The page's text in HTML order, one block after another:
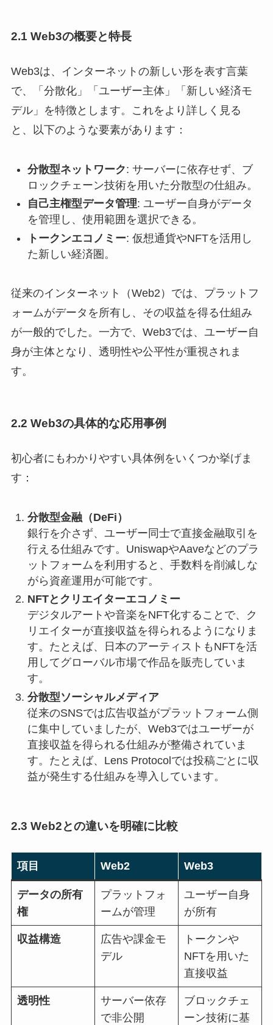
2.1 Web3の概要と特長
Web3は、インターネットの新しい形を表す言葉
で、「分散化」「ユーザー主体」「新しい経済モ
デル」を特徴とします。これをより詳しく見る
と、以下のような要素があります：
分散型ネットワーク: サーバーに依存せず、ブ
ロックチェーン技術を用いた分散型の仕組み。
自己主権型データ管理: ユーザー自身がデータ
を管理し、使用範囲を選択できる。
トークンエコノミー: 仮想通貨やNFTを活用し
た新しい経済圏。
従来のインターネット（Web2）では、プラットフ
ォームがデータを所有し、その収益を得る仕組み
が一般的でした。一方で、Web3では、ユーザー自
身が主体となり、透明性や公平性が重視されま
す。
2.2 Web3の具体的な応用事例
初心者にもわかりやすい具体例をいくつか挙げま
す：
分散型金融（DeFi）
銀行を介さず、ユーザー同士で直接金融取引を
行える仕組みです。UniswapやAaveなどのプラ
ットフォームを利用すると、手数料を削減しな
がら資産運用が可能です。
NFTとクリエイターエコノミー
デジタルアートや音楽をNFT化することで、ク
リエイターが直接収益を得られるようになりま
す。たとえば、日本のアーティストもNFTを活
用してグローバル市場で作品を販売していま
す。
分散型ソーシャルメディア
従来のSNSでは広告収益がプラットフォーム側
に集中していましたが、Web3ではユーザーが
直接収益を得られる仕組みが整備されていま
す。たとえば、Lens Protocolでは投稿ごとに収
益が発生する仕組みを導入しています。
2.3 Web2との違いを明確に比較
項目 Web2 Web3
データの所有
権
プラットフォ
ームが管理
ユーザー自身
が所有
収益構造
広告や課金モ
デル
トークンや
NFTを用いた
直接収益
透明性
サーバー依存
で非公開
ブロックチェ
ーン技術に基